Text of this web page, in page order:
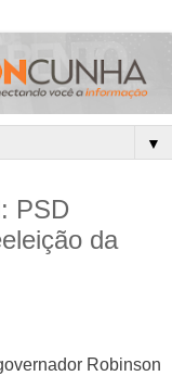
▼
PSD
da
Robinson